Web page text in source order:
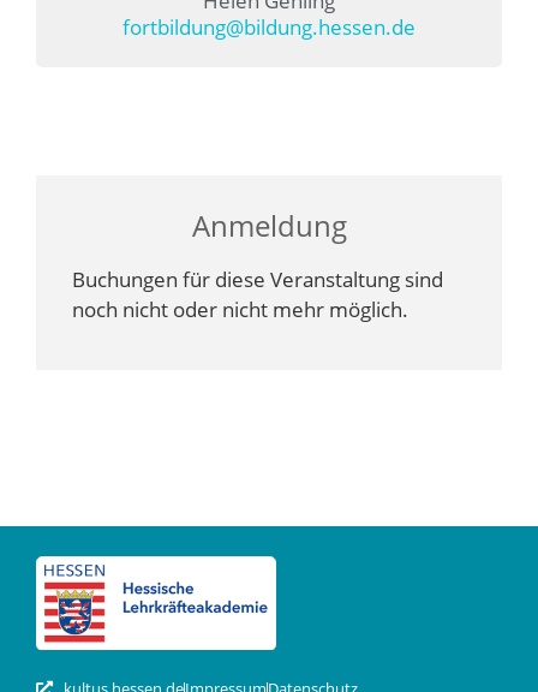
fortbildung@bildung.hessen.de
Anmeldung
Buchungen für diese Veranstaltung sind
noch nicht oder nicht mehr möglich.